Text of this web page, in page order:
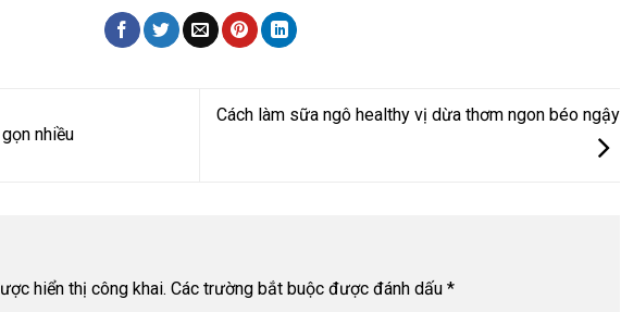
nhiều
Cách làm sữa ngô healthy vị dừa thơm ngon béo ngậy
hiển thị công khai. Các trường bắt buộc được đánh dấu *